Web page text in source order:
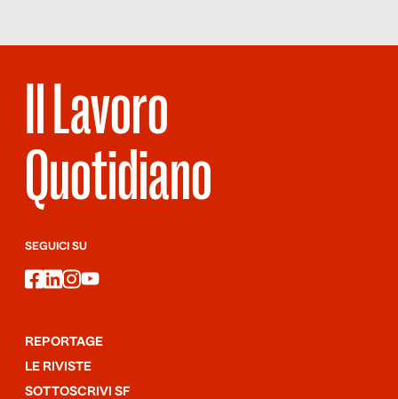
Il Lavoro
Quotidiano
SEGUICI SU
facebook
linkedin
instagram
youtube
REPORTAGE
LE RIVISTE
SOTTOSCRIVI SF